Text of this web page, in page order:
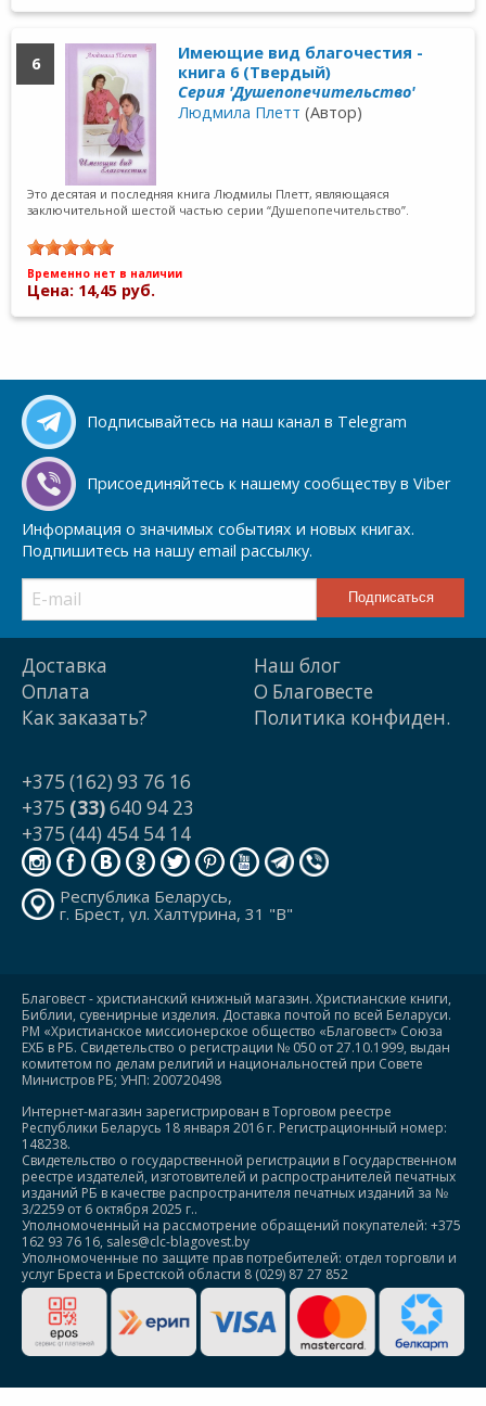
6
Имеющие вид благочестия -
книга 6 (Твердый)
Серия 'Душепопечительство'
Людмила Плетт (Автор)
Это десятая и последняя книга Людмилы Плетт, являющаяся
заключительной шестой частью серии “Душепопечительство”.
Временно нет в наличии
Цена: 14,45 руб.
Подписывайтесь на наш канал в Telegram
Присоединяйтесь к нашему сообществу в Viber
Информация о значимых событиях и новых книгах.
Подпишитесь на нашу email рассылку.
Доставка
Оплата
Как заказать?
Наш блог
О Благовесте
Политика конфиден.
+375 (162) 93 76 16
+375 (33)640 94 23
+375 (44) 454 54 14
Республика Беларусь,
г. Брест, ул. Халтурина, 31 "В"
Благовест - христианский книжный магазин. Христианские книги,
Библии, сувенирные изделия. Доставка почтой по всей Беларуси.
РМ «Христианское миссионерское общество «Благовест» Союза
ЕХБ в РБ. Свидетельство о регистрации № 050 от 27.10.1999, выдан
комитетом по делам религий и национальностей при Совете
Министров РБ; УНП: 200720498
Интернет-магазин зарегистрирован в Торговом реестре
Республики Беларусь 18 января 2016 г. Регистрационный номер:
148238.
Свидетельство о государственной регистрации в Государственном
реестре издателей, изготовителей и распространителей печатных
изданий РБ в качестве распространителя печатных изданий за №
3/2259 от 6 октября 2025 г..
Уполномоченный на рассмотрение обращений покупателей: +375
162 93 76 16, sales@clc-blagovest.by
Уполномоченные по защите прав потребителей: отдел торговли и
услуг Бреста и Брестской области 8 (029) 87 27 852